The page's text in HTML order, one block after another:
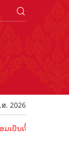
. 2026
ພາບທີ່ດີ ຕ້ອນຮັບນັ